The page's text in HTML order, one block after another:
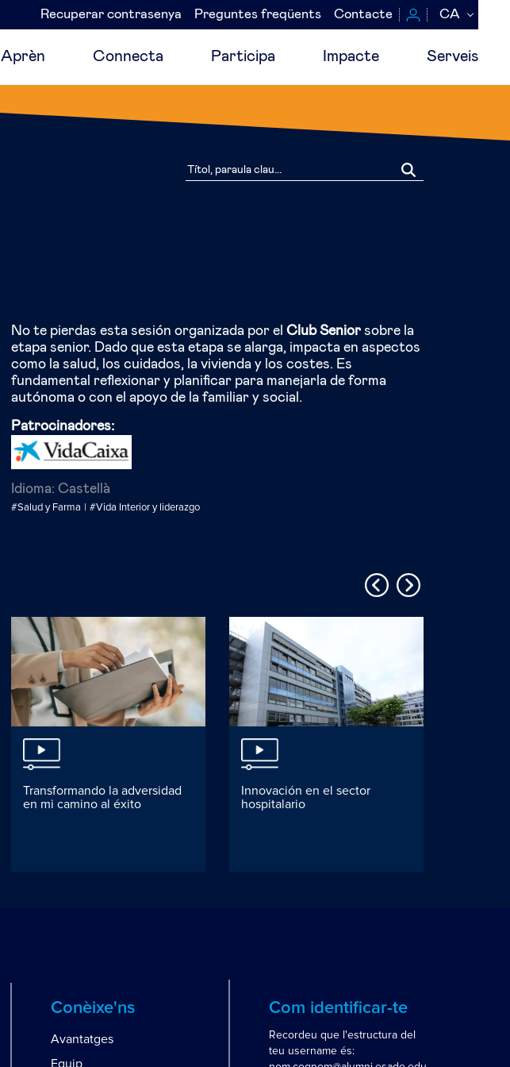
Navegación
secundaria
Recuperar contrasenya Preguntes freqüents Contacte CA
Aprèn Connecta Participa Impacte Serveis
No te pierdas esta sesión organizada por el Club Senior sobre la
etapa senior. Dado que esta etapa se alarga, impacta en aspectos
como la salud, los cuidados, la vivienda y los costes. Es
fundamental reflexionar y planificar para manejarla de forma
autónoma o con el apoyo de la familiar y social.
Patrocinadores:
Idioma: Castellà
#Salud y Farma #Vida Interior y liderazgo
Transformando la adversidad
en mi camino al éxito
Innovación en el sector
hospitalario
Conèixe'ns
Avantatges
Equip
Com identificar-te
Recordeu que l'estructura del
teu username és: